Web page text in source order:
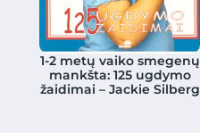
1-2 metų vaiko smegenų
mankšta: 125 ugdymo
žaidimai – Jackie Silberg